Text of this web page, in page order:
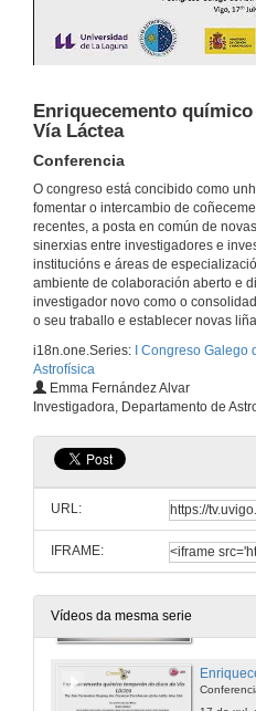
Enriquecemento
Vía Láctea
Conferencia
O congreso está concibido como
fomentar o intercambio de
recentes, a posta en común de
sinerxias entre investigadores e
institucións e áreas de
ambiente de colaboración aberto e
investigador novo como o
o seu traballo e establecer novas
i18n.one.Series:
I Congreso
Astrofísica
Emma Fernández Alvar
Investigadora, Departamento de
URL:
IFRAME:
Vídeos da mesma serie
17 de xul.
17 de xul.
17 de xul.
17 de xul.
17 de xul.
17 de xul.